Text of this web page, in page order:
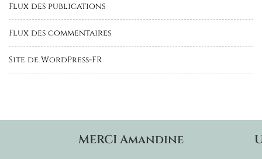
Flux des publications
Flux des commentaires
Site de WordPress-FR
MERCI Amandine